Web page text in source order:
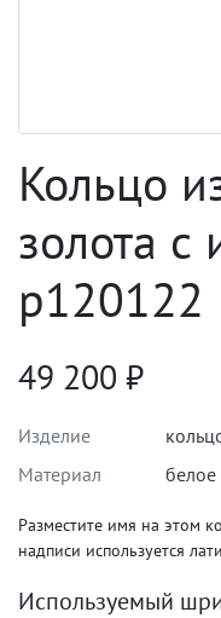
Кольцо
золота с
p120122
49 200 ₽
Изделие
Материал
белое
Разместите имя на этом
надписи используется
Используемый